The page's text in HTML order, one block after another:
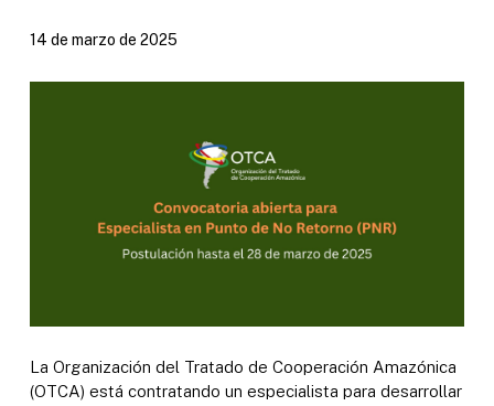
14 de marzo de 2025
La Organización del Tratado de Cooperación Amazónica
(OTCA) está contratando un especialista para desarrollar